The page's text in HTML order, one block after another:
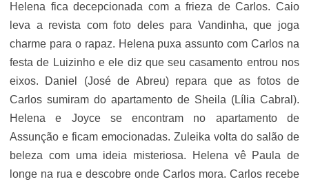
Helena fica decepcionada com a frieza de Carlos. Caio
leva a revista com foto deles para Vandinha, que joga
charme para o rapaz. Helena puxa assunto com Carlos na
festa de Luizinho e ele diz que seu casamento entrou nos
eixos. Daniel (José de Abreu) repara que as fotos de
Carlos sumiram do apartamento de Sheila (Lília Cabral).
Helena e Joyce se encontram no apartamento de
Assunção e ficam emocionadas. Zuleika volta do salão de
beleza com uma ideia misteriosa. Helena vê Paula de
longe na rua e descobre onde Carlos mora. Carlos recebe